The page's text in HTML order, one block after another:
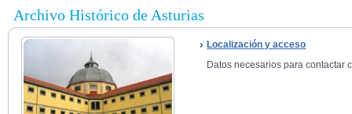
Archivo Histórico de Asturias
Localización y acceso
Datos necesarios para contactar